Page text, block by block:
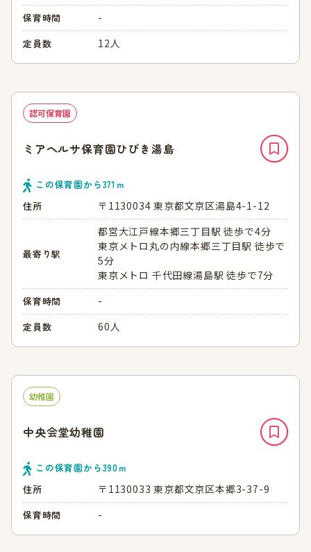
保育時間 -
定員数 12人
認可保育園
ミアヘルサ保育園ひびき湯島
この保育園から371 ｍ
住所
〒1130034 東京都文京区湯島4-1-12
最寄り駅
都営大江戸線本郷三丁目駅 徒歩で4分
東京メトロ丸の内線本郷三丁目駅 徒歩で
5分
東京メトロ 千代田線湯島駅 徒歩で7分
保育時間 -
定員数 60人
幼稚園
中央会堂幼稚園
この保育園から390ｍ
住所
〒1130033 東京都文京区本郷3-37-9
保育時間 -